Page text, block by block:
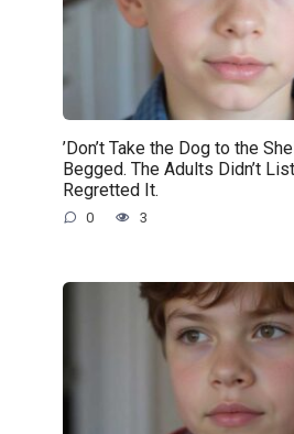
’Don’t Take the Dog to the
Begged. The Adults Didn’t
Regretted It.
0 3